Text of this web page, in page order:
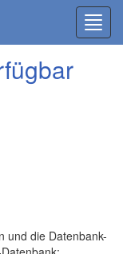
und die Datenbank-